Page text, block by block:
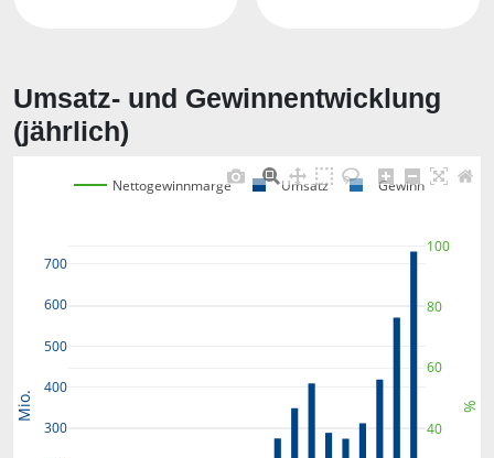
Umsatz- und Gewinnentwicklung
(jährlich)
300
400
500
600
700
40
60
80
100
Nettogewinnmarge Umsatz Gewinn
Mio. %